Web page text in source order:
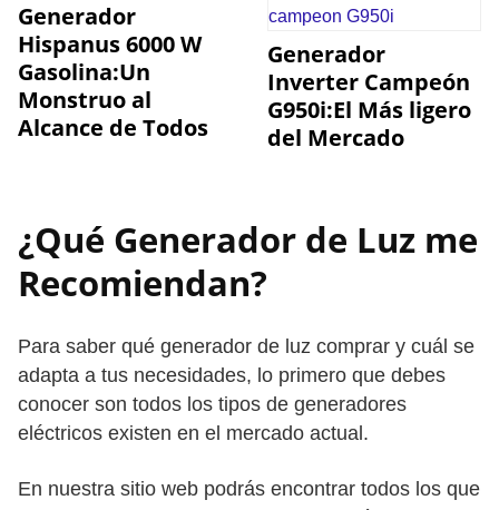
Generador
Hispanus 6000 W
Gasolina:Un
Monstruo al
Alcance de Todos
Generador
Inverter Campeón
G950i:El Más ligero
del Mercado
¿Qué Generador de Luz me
Recomiendan?
Para saber qué generador de luz comprar y cuál se
adapta a tus necesidades, lo primero que debes
conocer son todos los tipos de generadores
eléctricos existen en el mercado actual.
En nuestra sitio web podrás encontrar todos los que